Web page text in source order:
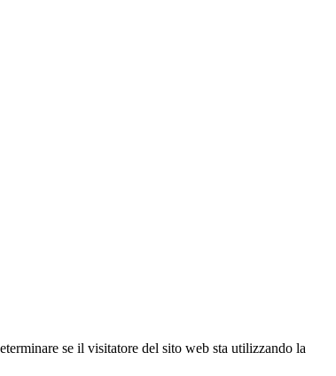
se il visitatore del sito web sta utilizzando la